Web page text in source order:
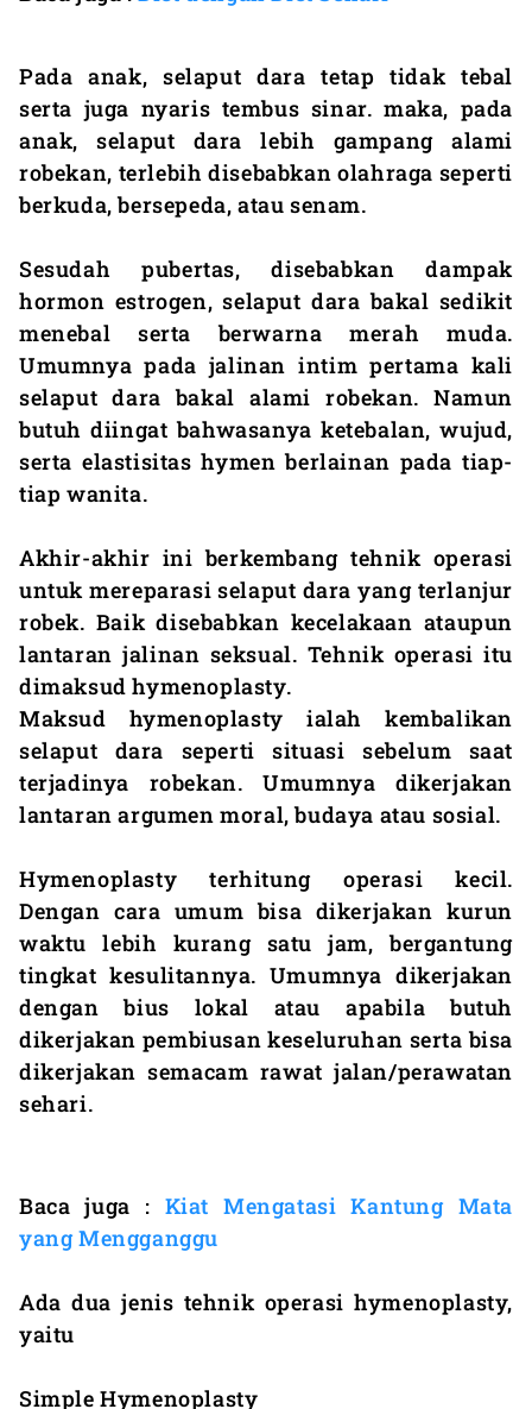
Pada anak, selaput dara tetap tidak tebal
serta juga nyaris tembus sinar. maka, pada
anak, selaput dara lebih gampang alami
robekan, terlebih disebabkan olahraga seperti
berkuda, bersepeda, atau senam.
Sesudah pubertas, disebabkan dampak
hormon estrogen, selaput dara bakal sedikit
menebal serta berwarna merah muda.
Umumnya pada jalinan intim pertama kali
selaput dara bakal alami robekan. Namun
butuh diingat bahwasanya ketebalan, wujud,
serta elastisitas hymen berlainan pada tiap-
tiap wanita.
Akhir-akhir ini berkembang tehnik operasi
untuk mereparasi selaput dara yang terlanjur
robek. Baik disebabkan kecelakaan ataupun
lantaran jalinan seksual. Tehnik operasi itu
dimaksud hymenoplasty.
Maksud hymenoplasty ialah kembalikan
selaput dara seperti situasi sebelum saat
terjadinya robekan. Umumnya dikerjakan
lantaran argumen moral, budaya atau sosial.
Hymenoplasty terhitung operasi kecil.
Dengan cara umum bisa dikerjakan kurun
waktu lebih kurang satu jam, bergantung
tingkat kesulitannya. Umumnya dikerjakan
dengan bius lokal atau apabila butuh
dikerjakan pembiusan keseluruhan serta bisa
dikerjakan semacam rawat jalan/perawatan
sehari.
Baca juga : Kiat Mengatasi Kantung Mata
yang Mengganggu
Ada dua jenis tehnik operasi hymenoplasty,
yaitu
Simple Hymenoplasty